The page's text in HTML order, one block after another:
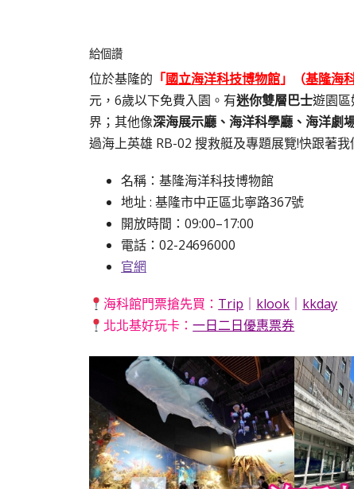
給個讚
位於基隆的 「國立海洋科技博物館」（基隆海
元，6歲以下免費入園。有迷你雙層巴士遊園
界；其他像深海展示廳、海洋科學廳、海洋劇
過海上英雄 RB-02 搜救艇及專題展覽!快跟著我
名稱：基隆海洋科技博物館
地址 : 基隆市中正區北寧路367號
開放時間：09:00–17:00
電話：02-24696000
官網
海科館門票搶先買： Trip klook
kkday
北北基好玩卡：一日二日優惠票券